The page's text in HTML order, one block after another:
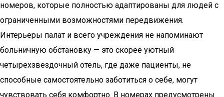
номеров, которые полностью адаптированы для людей с
ограниченными возможностями передвижения.
Интерьеры палат и всего учреждения не напоминают
больничную обстановку — это скорее уютный
четырехзвездочный отель, где даже пациенты, не
способные самостоятельно заботиться о себе, могут
чувствовать себя комфортно. В номерах предусмотрены